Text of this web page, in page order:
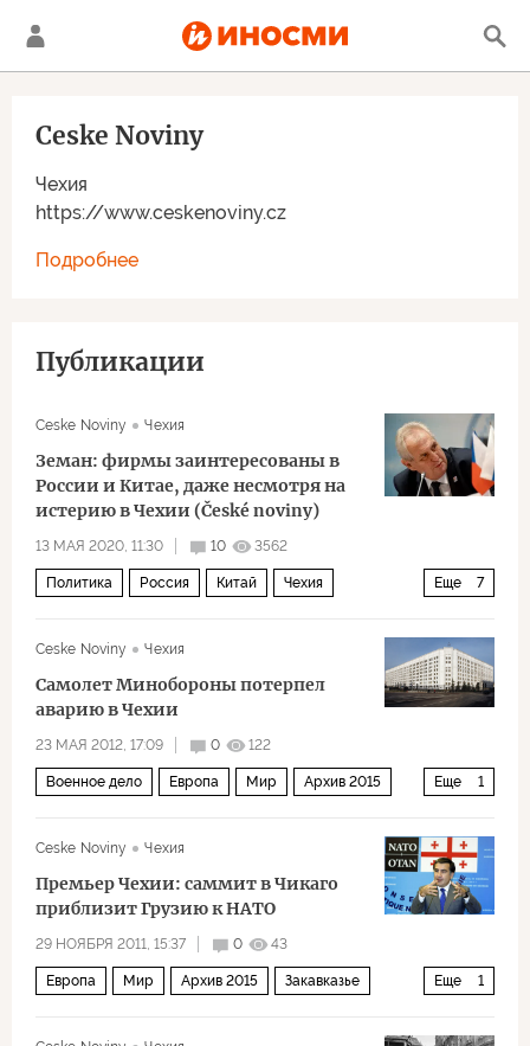
Чехия
https://www.ceskenoviny.cz
Ceske Noviny
Подробнее
Публикации
Ceske Noviny Чехия
Земан: фирмы заинтересованы в
России и Китае, даже несмотря на
истерию в Чехии (České noviny)
13 МАЯ 2020, 11:30 10 3562
Еще 7
Политика Россия Китай Чехия
дипломатия русофобия
Ceske Noviny Чехия
Самолет Минобороны потерпел
аварию в Чехии
23 МАЯ 2012, 17:09 0 122
Еще 1
Военное дело Европа Мир Архив 2015
Ceske Noviny
Чехия
Премьер Чехии: саммит в Чикаго
приблизит Грузию к НАТО
29 НОЯБРЯ 2011, 15:37 0 43
Еще 1
Европа Мир Архив 2015 Закавказье